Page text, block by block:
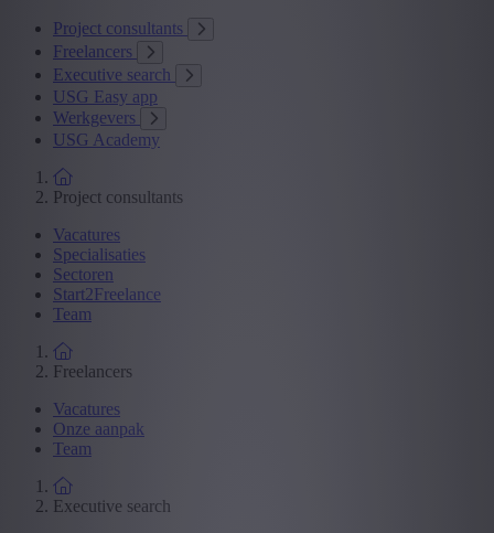
Project consultants
Freelancers
Executive search
USG Easy app
Werkgevers
USG Academy
Project consultants
Vacatures
Specialisaties
Sectoren
Start2Freelance
Team
Freelancers
Vacatures
Onze aanpak
Team
Executive search